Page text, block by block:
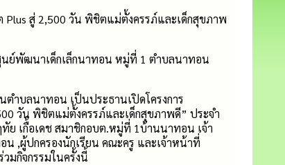
Plus สู่ 2,500 วัน พิชิตแม่ตั้งครรภ์และเด็กสุขภาพ
ย์พัฒนาเด็กเล็กนาทอน หมู่ที่ 1 ตำบลนาทอน
ตำบลนาทอน เป็นประธานเปิดโครงการ
วัน พิชิตแม่ตั้งครรภ์และเด็กสุขภาพดี” ประจำ
เกื้อเดช สมาชิกอบต.หมู่ที่ 1บ้านนาทอน เจ้า
,ผู้ปกครองนักเรียน คณะครู และเจ้าหน้าที่
มกิจกรรมในครั้งนี้